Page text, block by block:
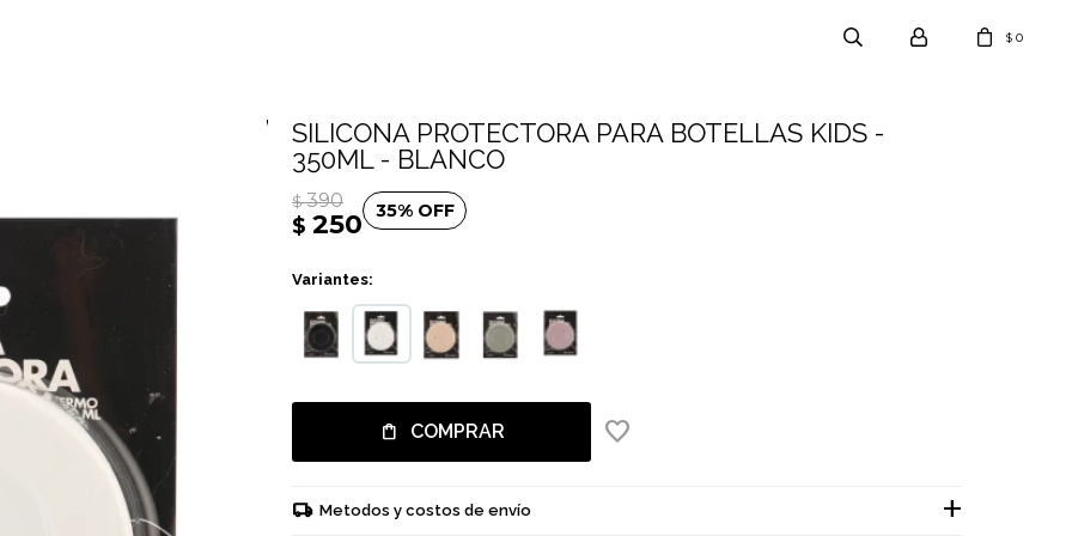
$ 0
SILICONA PROTECTORA PARA BOTELLAS KIDS -
350ML - BLANCO
$ 250
$ 390 35
Variantes:
COMPRAR
Metodos y costos de envío